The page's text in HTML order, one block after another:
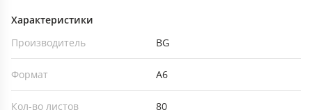
Характеристики
Производитель
BG
Формат А6
Кол-во листов 80